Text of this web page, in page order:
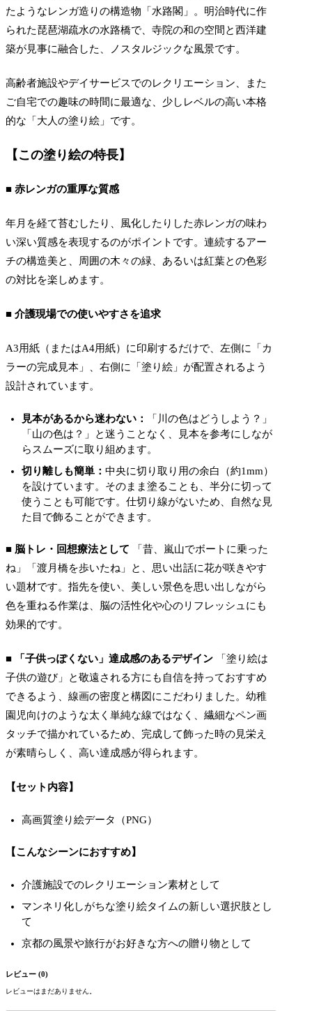
たようなレンガ造りの構造物「水路閣」。明治時代に作
られた琵琶湖疏水の水路橋で、寺院の和の空間と西洋建
築が見事に融合した、ノスタルジックな風景です。
高齢者施設やデイサービスでのレクリエーション、また
ご自宅での趣味の時間に最適な、少しレベルの高い本格
的な「大人の塗り絵」です。
【この塗り絵の特長】
■ 赤レンガの重厚な質感
年月を経て苔むしたり、風化したりした赤レンガの味わ
い深い質感を表現するのがポイントです。連続するアー
チの構造美と、周囲の木々の緑、あるいは紅葉との色彩
の対比を楽しめます。
■ 介護現場での使いやすさを追求
A3用紙（またはA4用紙）に印刷するだけで、左側に「カ
ラーの完成見本」、右側に「塗り絵」が配置されるよう
設計されています。
見本があるから迷わない：
「川の色はどうしよう？」
「山の色は？」と迷うことなく、見本を参考にしなが
らスムーズに取り組めます。
切り離しも簡単： 中央に切り取り用の余白（約1mm）
を設けています。そのまま塗ることも、半分に切って
使うことも可能です。仕切り線がないため、自然な見
た目で飾ることができます。
■ 脳トレ・回想療法として 「昔、嵐山でボートに乗った
ね」「渡月橋を歩いたね」と、思い出話に花が咲きやす
い題材です。指先を使い、美しい景色を思い出しながら
色を重ねる作業は、脳の活性化や心のリフレッシュにも
効果的です。
■ 「子供っぽくない」達成感のあるデザイン 「塗り絵は
子供の遊び」と敬遠される方にも自信を持っておすすめ
できるよう、線画の密度と構図にこだわりました。幼稚
園児向けのような太く単純な線ではなく、繊細なペン画
タッチで描かれているため、完成して飾った時の見栄え
が素晴らしく、高い達成感が得られます。
【セット内容】
高画質塗り絵データ（PNG）
【こんなシーンにおすすめ】
介護施設でのレクリエーション素材として
マンネリ化しがちな塗り絵タイムの新しい選択肢とし
て
京都の風景や旅行がお好きな方への贈り物として
レビュー (0)
レビューはまだありません。